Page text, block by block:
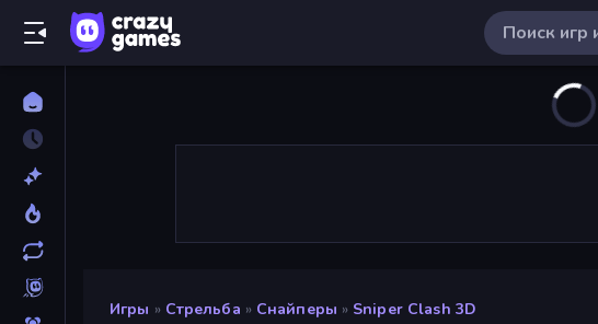
Игры » Стрельба » Снайперы » Sniper Clash 3D